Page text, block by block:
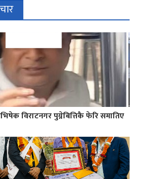
विराटनगर पुग्नेबित्तिकै फेरि समातिए